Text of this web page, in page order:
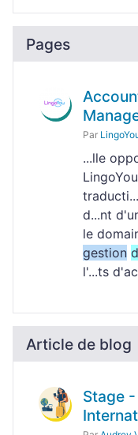
Pages
Par
...lle
d...nt
le
gestion
l'...ts
Article de blog
Stage -